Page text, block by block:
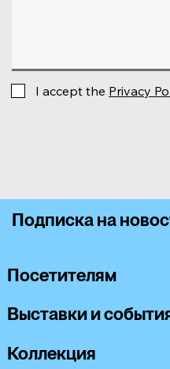
I accept the Privacy
Подписка на
Посетителям
Выставки и
Коллекция